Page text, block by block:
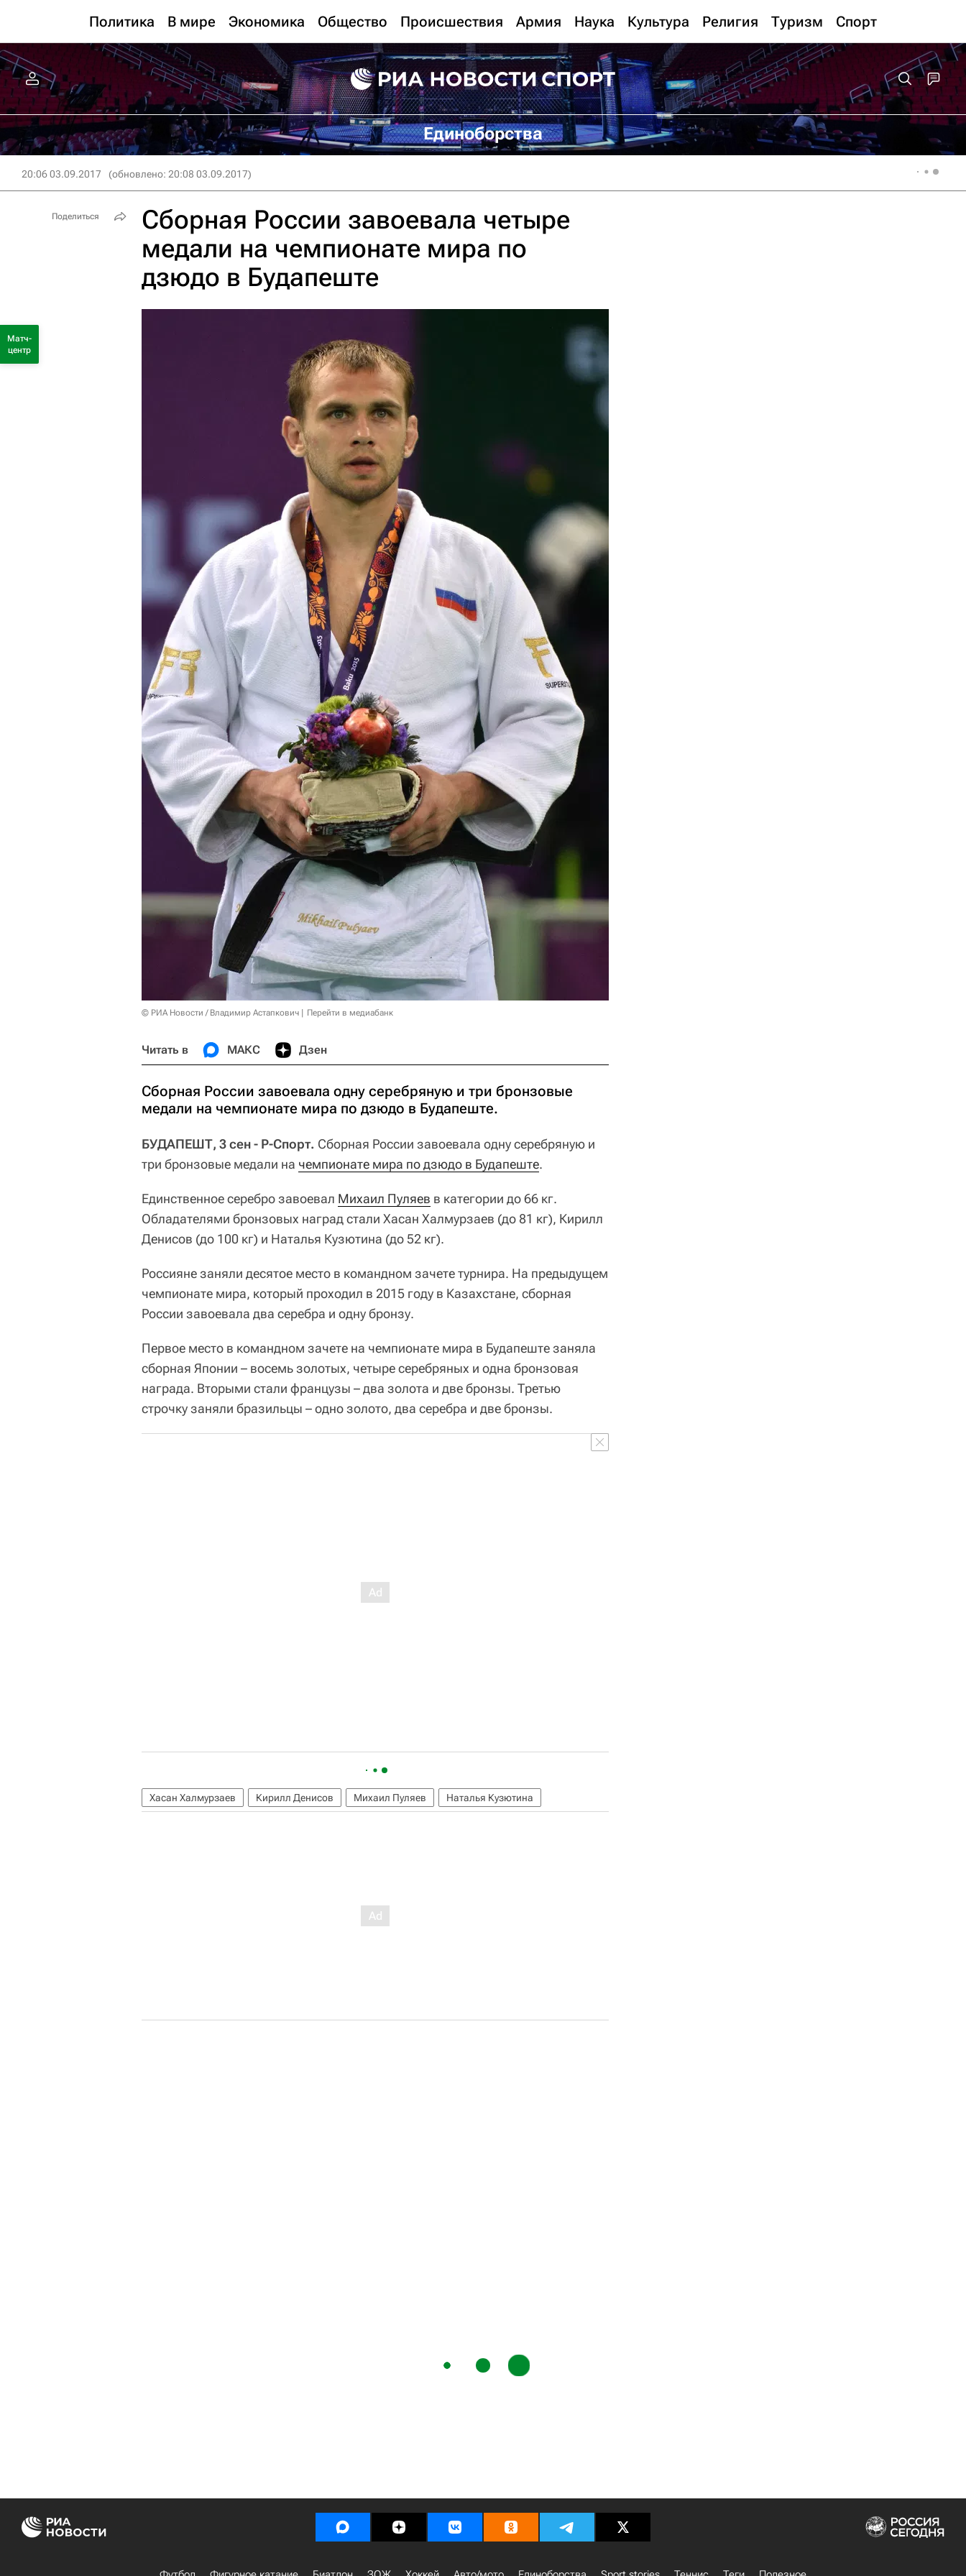
Политика В мире Экономика Общество Происшествия Армия Наука Культура Религия Туризм Спорт
Единоборства
20:06 03.09.2017 (обновлено: 20:08 03.09.2017)
Сборная России завоевала четыре
медали на чемпионате мира по
дзюдо в Будапеште
© РИА Новости / Владимир Астапкович Перейти в медиабанк
Читать в МАКС Дзен
Сборная России завоевала одну серебряную и три бронзовые
медали на чемпионате мира по дзюдо в Будапеште.
БУДАПЕШТ, 3 сен - Р-Спорт. Сборная России завоевала одну серебряную и
три бронзовые медали на чемпионате мира по дзюдо в Будапеште.
Единственное серебро завоевал Михаил Пуляев в категории до 66 кг.
Обладателями бронзовых наград стали Хасан Халмурзаев (до 81 кг), Кирилл
Денисов (до 100 кг) и Наталья Кузютина (до 52 кг).
Россияне заняли десятое место в командном зачете турнира. На предыдущем
чемпионате мира, который проходил в 2015 году в Казахстане, сборная
России завоевала два серебра и одну бронзу.
Первое место в командном зачете на чемпионате мира в Будапеште заняла
сборная Японии – восемь золотых, четыре серебряных и одна бронзовая
награда. Вторыми стали французы – два золота и две бронзы. Третью
строчку заняли бразильцы – одно золото, два серебра и две бронзы.
Хасан Халмурзаев Кирилл Денисов Михаил Пуляев Наталья Кузютина
Поделиться
Матч-
центр